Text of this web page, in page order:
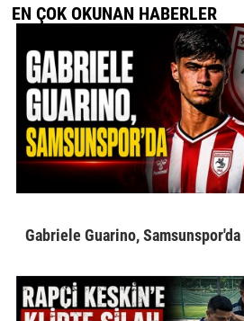
EN ÇOK OKUNAN HABERLER
Gabriele Guarino, Samsunspor'da